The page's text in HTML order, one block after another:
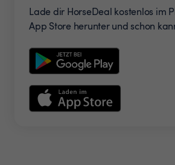
Lade dir HorseDeal kostenlos im
App Store herunter und schon